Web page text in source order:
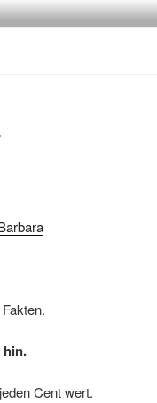
hin.
Cent wert.